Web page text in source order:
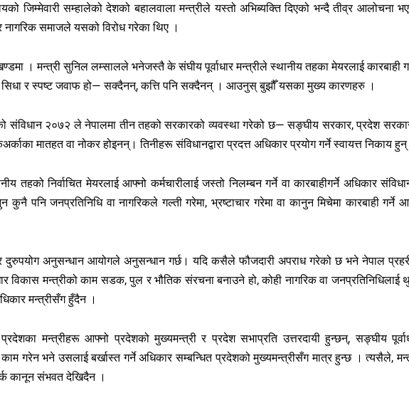
जिम्मेवारी सम्हालेको देशको बहालवाला मन्त्रीले यस्तो अभिब्यक्ति दिएको भन्दै तीव्र आलोचना
नागरिक समाजले यसको विरोध गरेका थिए ।
। मन्त्री सुनिल लम्सालले भनेजस्तै के संघीय पूर्वाधार मन्त्रीले स्थानीय तहका मेयरलाई कारबाही
र स्पष्ट जवाफ हो— सक्दैनन्, कत्ति पनि सक्दैनन् । आउनुस् बुझौँ यसका मुख्य कारणहरु ।
संविधान २०७२ ले नेपालमा तीन तहको सरकारको व्यवस्था गरेको छ— सङ्घीय सरकार, प्रदेश
मातहत वा नोकर होइनन्। तिनीहरू संविधानद्वारा प्रदत्त अधिकार प्रयोग गर्ने स्वायत्त निकाय हुन्
तहको निर्वाचित मेयरलाई आफ्नो कर्मचारीलाई जस्तो निलम्बन गर्ने वा कारबाहीगर्ने अधिकार
कुनै पनि जनप्रतिनिधि वा नागरिकले गल्ती गरेमा, भ्रष्टाचार गरेमा वा कानुन मिचेमा कारबाही गर्ने
दुरुपयोग अनुसन्धान आयोगले अनुसन्धान गर्छ। यदि कसैले फौजदारी अपराध गरेको छ भने नेपाल
विकास मन्त्रीको काम सडक, पुल र भौतिक संरचना बनाउने हो, कोही नागरिक वा जनप्रतिनिधिलाई
मन्त्रीसँग हुँदैन ।
मन्त्रीहरू आफ्नो प्रदेशको मुख्यमन्त्री र प्रदेश सभाप्रति उत्तरदायी हुन्छन्, सङ्घीय
गरेन भने उसलाई बर्खास्त गर्ने अधिकार सम्बन्धित प्रदेशको मुख्यमन्त्रीसँग मात्र हुन्छ । त्यसैले,
कानून संभवत देखिदैन ।